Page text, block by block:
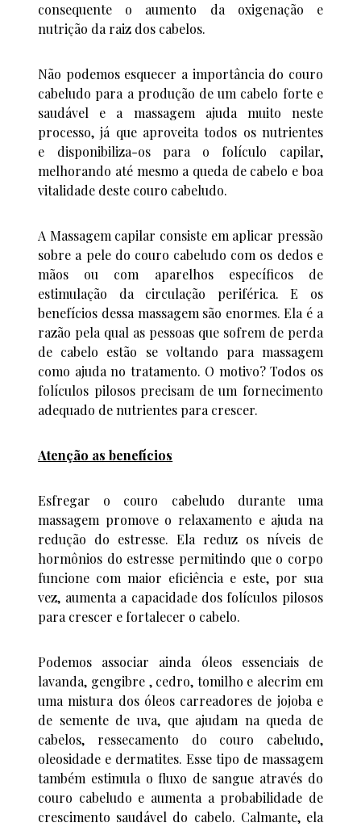
consequente o aumento da oxigenação e
nutrição da raiz dos cabelos.
Não podemos esquecer a importância do couro
cabeludo para a produção de um cabelo forte e
saudável e a massagem ajuda muito neste
processo, já que aproveita todos os nutrientes
e disponibiliza-os para o folículo capilar,
melhorando até mesmo a queda de cabelo e boa
vitalidade deste couro cabeludo.
A Massagem capilar consiste em aplicar pressão
sobre a pele do couro cabeludo com os dedos e
mãos ou com aparelhos específicos de
estimulação da circulação periférica. E os
benefícios dessa massagem são enormes. Ela é a
razão pela qual as pessoas que sofrem de perda
de cabelo estão se voltando para massagem
como ajuda no tratamento. O motivo? Todos os
folículos pilosos precisam de um fornecimento
adequado de nutrientes para crescer.
Atenção as benefícios
Esfregar o couro cabeludo durante uma
massagem promove o relaxamento e ajuda na
redução do estresse. Ela reduz os níveis de
hormônios do estresse permitindo que o corpo
funcione com maior eficiência e este, por sua
vez, aumenta a capacidade dos folículos pilosos
para crescer e fortalecer o cabelo.
Podemos associar ainda óleos essenciais de
lavanda, gengibre , cedro, tomilho e alecrim em
uma mistura dos óleos carreadores de jojoba e
de semente de uva, que ajudam na queda de
cabelos, ressecamento do couro cabeludo,
oleosidade e dermatites. Esse tipo de massagem
também estimula o fluxo de sangue através do
couro cabeludo e aumenta a probabilidade de
crescimento saudável do cabelo. Calmante, ela